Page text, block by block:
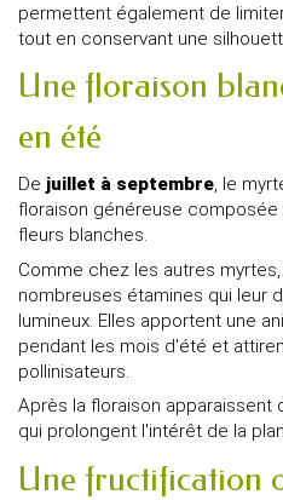
permettent également de
tout en conservant une
Une floraison
en été
De juillet à septembre, le
floraison généreuse
fleurs blanches.
Comme chez les autres
nombreuses étamines qui leur
lumineux. Elles apportent une
pendant les mois d'été et
pollinisateurs.
Après la floraison
qui prolongent l'intérêt de la
Une fructification